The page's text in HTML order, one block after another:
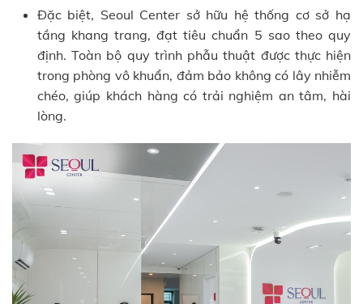
Đặc biệt, Seoul Center sở hữu hệ thống cơ sở hạ
tầng khang trang, đạt tiêu chuẩn 5 sao theo quy
định. Toàn bộ quy trình phẫu thuật được thực hiện
trong phòng vô khuẩn, đảm bảo không có lây nhiễm
chéo, giúp khách hàng có trải nghiệm an tâm, hài
lòng.